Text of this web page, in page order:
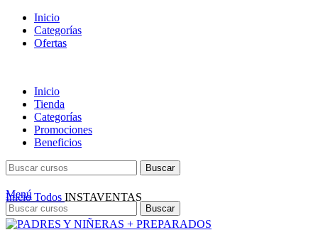
Inicio
Categorías
Ofertas
Inicio
Tienda
Categorías
Promociones
Beneficios
Buscar
Menú
Buscar
InicioTodos INSTAVENTAS